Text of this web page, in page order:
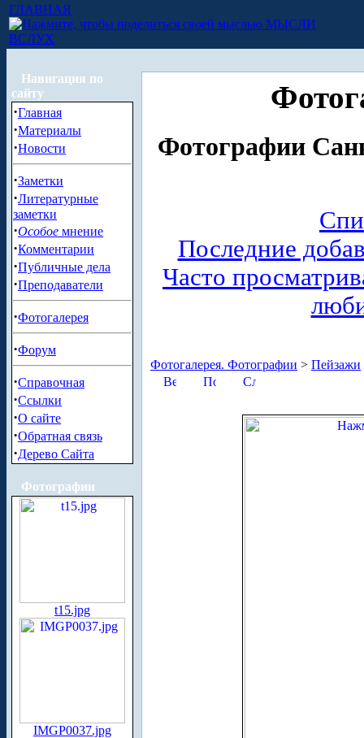
ГЛАВНАЯ
МЫСЛИ
ВСЛУХ
Навигация по
сайту
·Главная
·Материалы
·Новости
·Заметки
·Литературные
заметки
·Особое мнение
·Комментарии
·Публичные дела
·Преподаватели
·Фотогалерея
·Форум
·Справочная
·Ссылки
·О сайте
·Обратная связь
·Дерево Сайта
Фотографии
t15.jpg
IMGP0037.jpg
Фотографии
Последние
Часто
Фотогалерея. Фотографии > Пейзажи